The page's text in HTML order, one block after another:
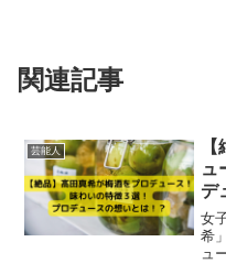
関連記事
芸能人
ュ
デ
女
希
ュ